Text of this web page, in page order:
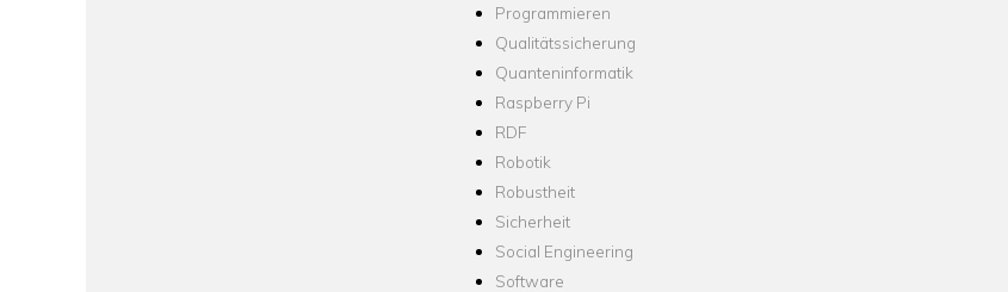
Programmieren
Qualitätssicherung
Quanteninformatik
Raspberry Pi
RDF
Robotik
Robustheit
Sicherheit
Social Engineering
Software